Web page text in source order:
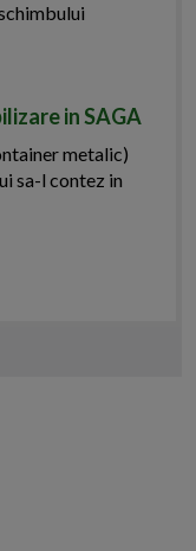
in SAGA
metalic)
sa-l contez in